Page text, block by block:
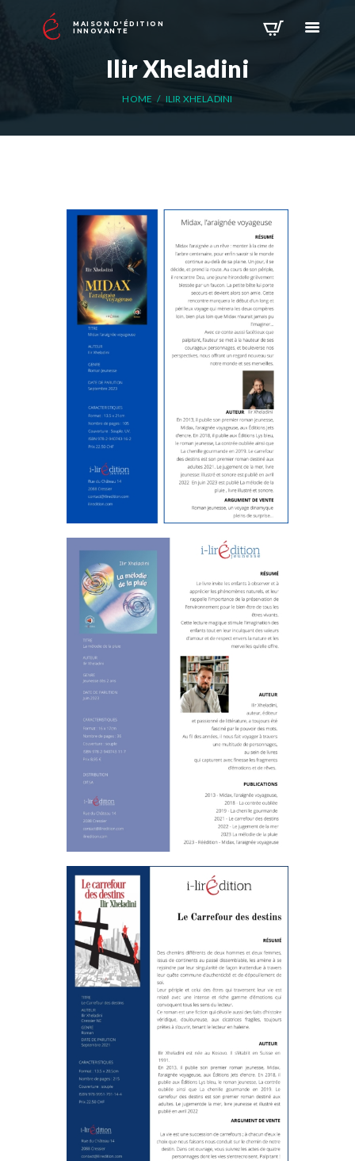
MAISON D'ÉDITION
INNOVANTE
Ilir Xheladini
HOME ILIR XHELADINI